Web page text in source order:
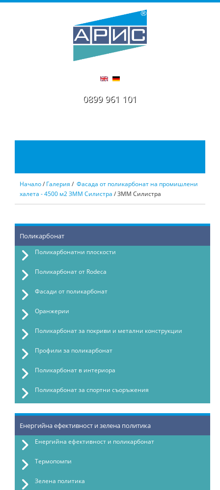
0899 961 101
Начало/ Галерия / Фасада от поликарбонат на промишлени
халета - 4500 м2 ЗММ Силистра / ЗММ Силистра
Поликарбонат
Поликарбонатни плоскости
Поликарбонат от Rodeca
Фасади от поликарбонат
Оранжерии
Поликарбонат за покриви и метални конструкции
Профили за поликарбонат
Поликарбонат в интериора
Поликарбонат за спортни съоръжения
Енергийна ефективност и зелена политика
Енергийна ефективност и поликарбонат
Термопомпи
Зелена политика